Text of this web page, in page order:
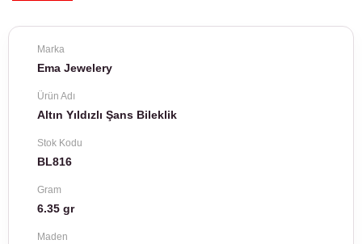
Marka
Ema Jewelery
Ürün Adı
Altın Yıldızlı Şans Bileklik
Stok Kodu
BL816
Gram
6.35 gr
Maden